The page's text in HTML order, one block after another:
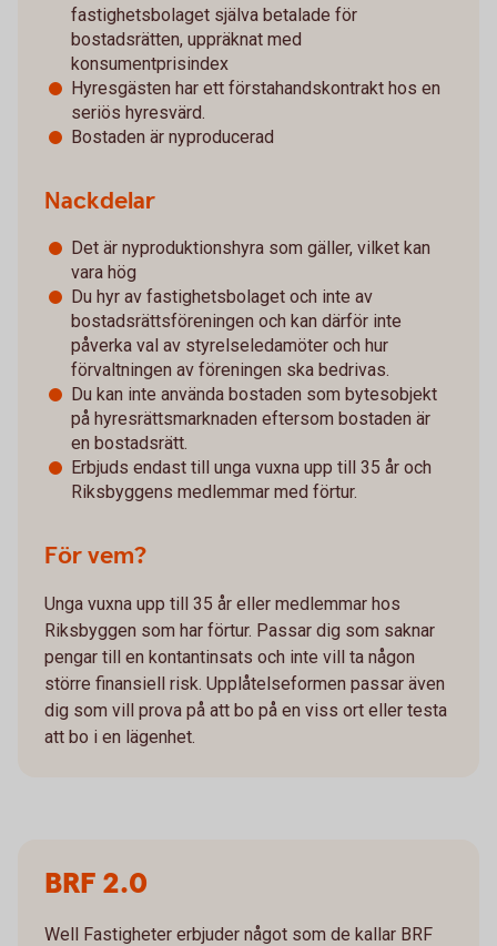
fastighetsbolaget själva betalade för
bostadsrätten, uppräknat med
konsumentprisindex
Hyresgästen har ett förstahandskontrakt hos en
seriös hyresvärd.
Bostaden är nyproducerad
Nackdelar
Det är nyproduktionshyra som gäller, vilket kan
vara hög
Du hyr av fastighetsbolaget och inte av
bostadsrättsföreningen och kan därför inte
påverka val av styrelseledamöter och hur
förvaltningen av föreningen ska bedrivas.
Du kan inte använda bostaden som bytesobjekt
på hyresrättsmarknaden eftersom bostaden är
en bostadsrätt.
Erbjuds endast till unga vuxna upp till 35 år och
Riksbyggens medlemmar med förtur.
För vem?
Unga vuxna upp till 35 år eller medlemmar hos
Riksbyggen som har förtur. Passar dig som saknar
pengar till en kontantinsats och inte vill ta någon
större finansiell risk. Upplåtelseformen passar även
dig som vill prova på att bo på en viss ort eller testa
att bo i en lägenhet.
BRF 2.0
Well Fastigheter erbjuder något som de kallar BRF